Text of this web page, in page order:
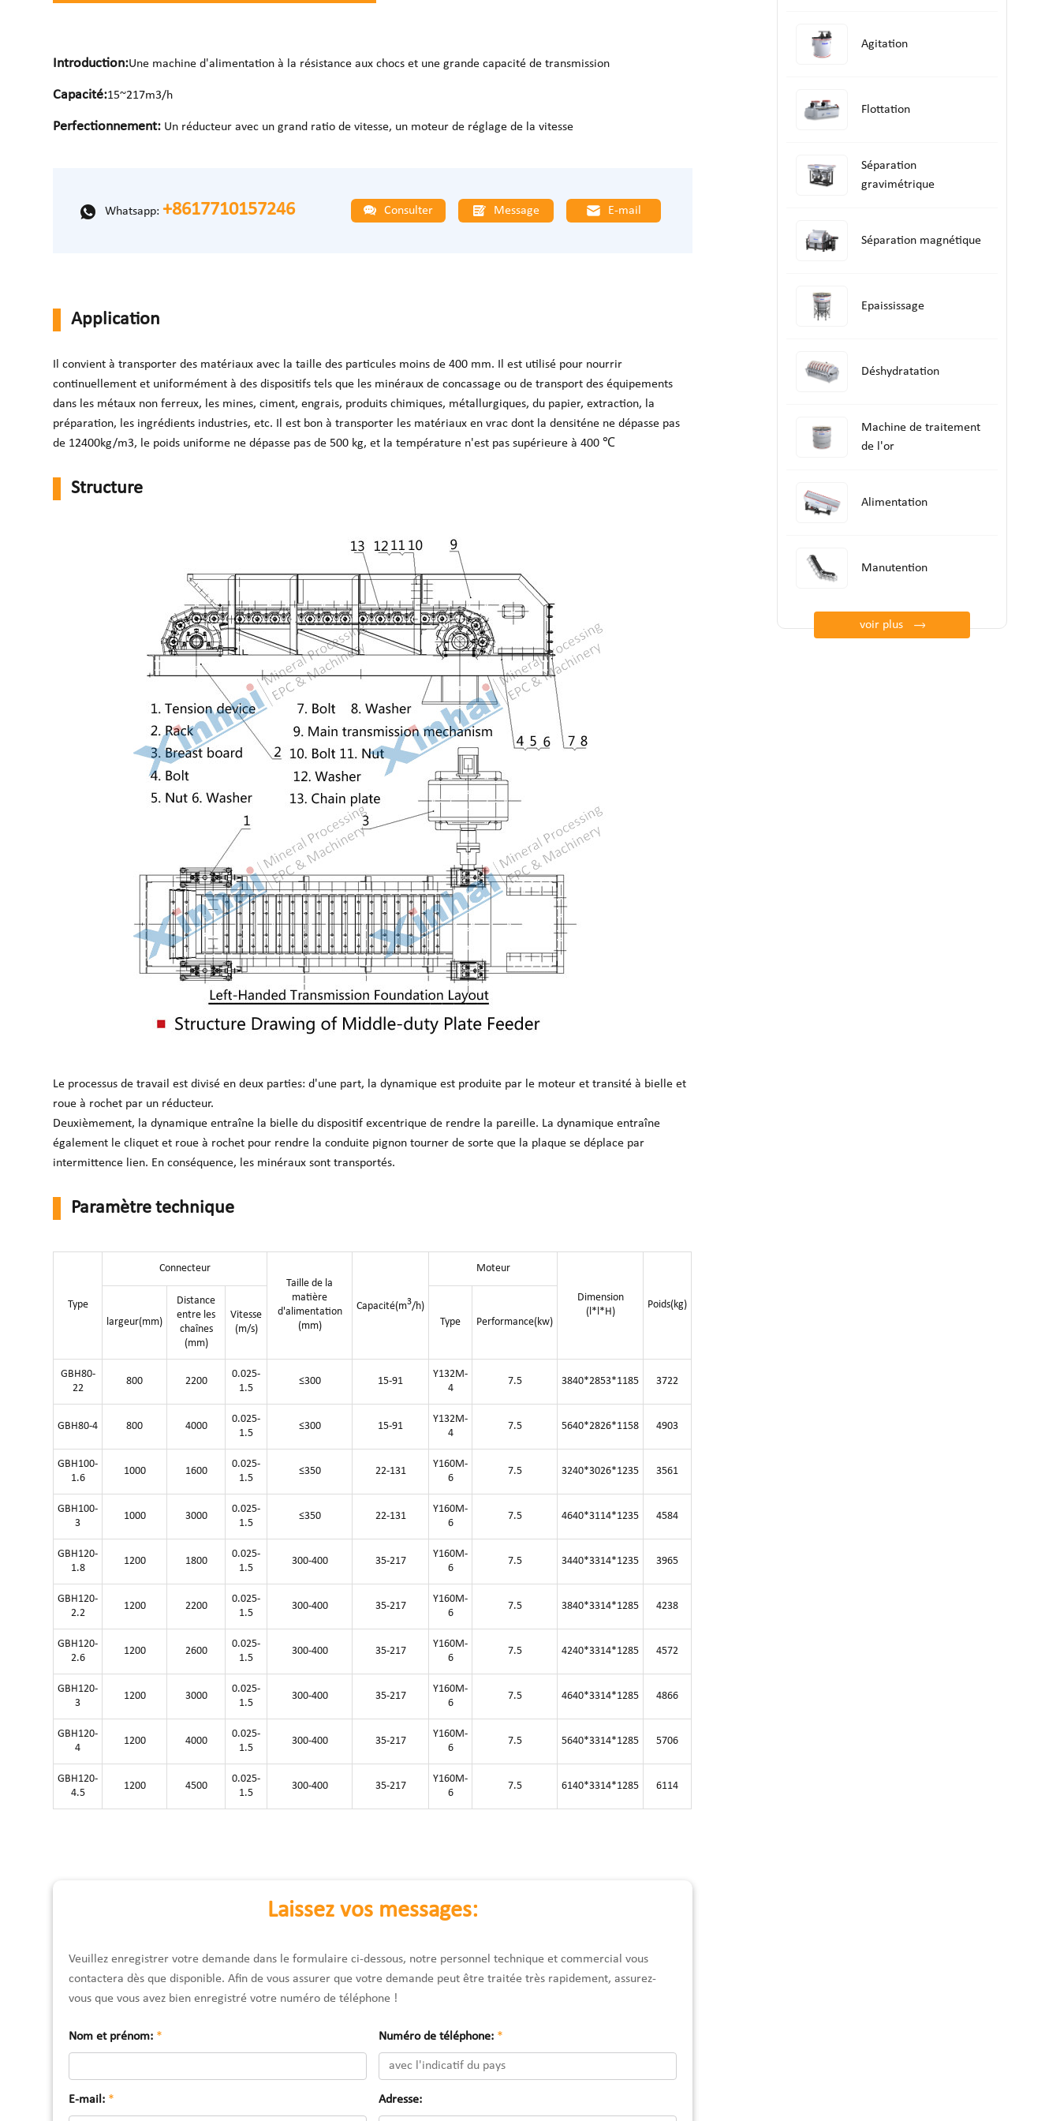
Introduction:Une machine d'alimentation à la résistance aux chocs et une grande capacité de transmission
Capacité:15~217m3/h
Perfectionnement: Un réducteur avec un grand ratio de vitesse, un moteur de réglage de la vitesse
Whatsapp:+8617710157246 Consulter Message E-mail
Application
Il convient à transporter des matériaux avec la taille des particules moins de 400 mm. Il est utilisé pour nourrir
continuellement et uniformément à des dispositifs tels que les minéraux de concassage ou de transport des équipements
dans les métaux non ferreux, les mines, ciment, engrais, produits chimiques, métallurgiques, du papier, extraction, la
préparation, les ingrédients industries, etc. Il est bon à transporter les matériaux en vrac dont la densiténe ne dépasse pas
de 12400kg/m3, le poids uniforme ne dépasse pas de 500 kg, et la température n'est pas supérieure à 400 ℃
Structure
Le processus de travail est divisé en deux parties: d'une part, la dynamique est produite par le moteur et transité à bielle et
roue à rochet par un réducteur.
Deuxièmement, la dynamique entraîne la bielle du dispositif excentrique de rendre la pareille. La dynamique entraîne
également le cliquet et roue à rochet pour rendre la conduite pignon tourner de sorte que la plaque se déplace par
intermittence lien. En conséquence, les minéraux sont transportés.
Paramètre technique
Type
Connecteur
Taille de la
matière
d'alimentation
(mm)
Capacité(m3/h)
Moteur
Dimension
(l*l*H)
Poids(kg)
largeur(mm)
Distance
entre les
chaînes
(mm)
Vitesse
(m/s)
Type Performance(kw)
GBH80-
22
800 2200
0.025-
1.5
≤300 15-91
Y132M-
4
7.5 3840*2853*1185 3722
GBH80-4 800 4000
0.025-
1.5
≤300 15-91
Y132M-
4
7.5 5640*2826*1158 4903
GBH100-
1.6
1000 1600
0.025-
1.5
≤350 22-131
Y160M-
6
7.5 3240*3026*1235 3561
GBH100-
3
1000 3000
0.025-
1.5
≤350 22-131
Y160M-
6
7.5 4640*3114*1235 4584
GBH120-
1.8
1200 1800
0.025-
1.5
300-400 35-217
Y160M-
6
7.5 3440*3314*1235 3965
GBH120-
2.2
1200 2200
0.025-
1.5
300-400 35-217
Y160M-
6
7.5 3840*3314*1285 4238
GBH120-
2.6
1200 2600
0.025-
1.5
300-400 35-217
Y160M-
6
7.5 4240*3314*1285 4572
GBH120-
3
1200 3000
0.025-
1.5
300-400 35-217
Y160M-
6
7.5 4640*3314*1285 4866
GBH120-
4
1200 4000
0.025-
1.5
300-400 35-217
Y160M-
6
7.5 5640*3314*1285 5706
GBH120-
4.5
1200 4500
0.025-
1.5
300-400 35-217
Y160M-
6
7.5 6140*3314*1285 6114
Laissez vos messages:
Veuillez enregistrer votre demande dans le formulaire ci-dessous, notre personnel technique et commercial vous
contactera dès que disponible. Afin de vous assurer que votre demande peut être traitée très rapidement, assurez-
vous que vous avez bien enregistré votre numéro de téléphone !
Nom et prénom: * Numéro de téléphone: *
E-mail: * Adresse:
Agitation
Flottation
Séparation
gravimétrique
Séparation magnétique
Epaississage
Déshydratation
Machine de traitement
de l'or
Alimentation
Manutention
voir plus